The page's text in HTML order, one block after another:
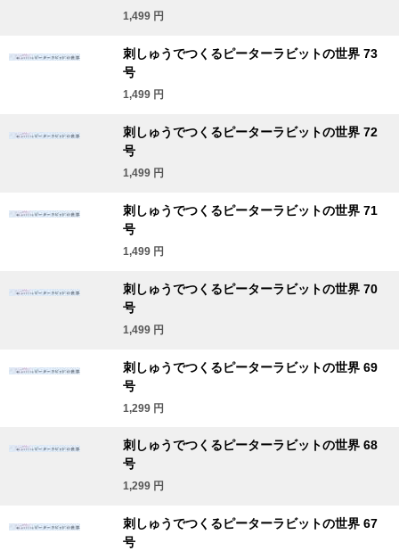
1,499 円
刺しゅうでつくるピーターラビットの世界 73
号
1,499 円
刺しゅうでつくるピーターラビットの世界 72
号
1,499 円
刺しゅうでつくるピーターラビットの世界 71
号
1,499 円
刺しゅうでつくるピーターラビットの世界 70
号
1,499 円
刺しゅうでつくるピーターラビットの世界 69
号
1,299 円
刺しゅうでつくるピーターラビットの世界 68
号
1,299 円
刺しゅうでつくるピーターラビットの世界 67
号